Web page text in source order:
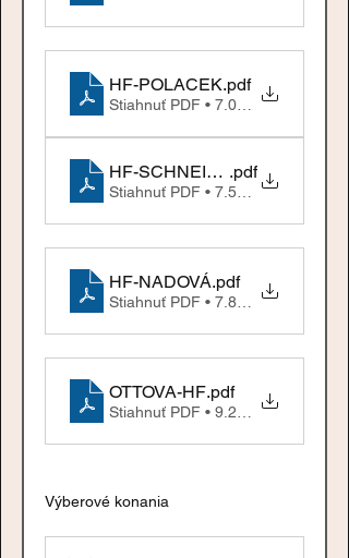
HF-POLACEK.pdf
Stiahnuť PDF • 7.09MB
HF-SCHNEIDER.pdf
Stiahnuť PDF • 7.52MB
HF-NADOVÁ.pdf
Stiahnuť PDF • 7.82MB
OTTOVA-HF.pdf
Stiahnuť PDF • 9.29MB
Výberové konania